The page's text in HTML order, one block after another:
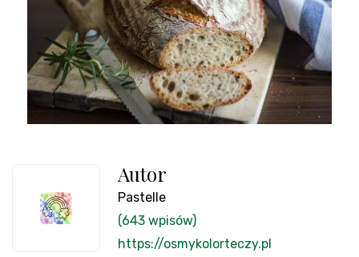
Autor
Pastelle
(643 wpisów)
https://osmykolorteczy.pl